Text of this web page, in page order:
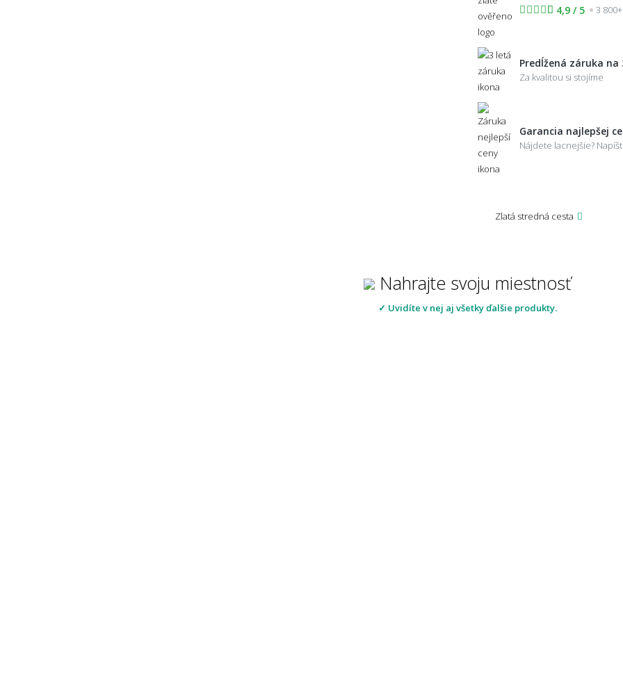
4,9 / 5
3
Predĺžená záruka na
Za kvalitou si stojíme
Garancia najlepšej
Nájdete lacnejšie?
Zlatá stredná cesta
Nahrajte svoju miestnosť
✓ Uvidíte v nej aj všetky ďalšie produkty.